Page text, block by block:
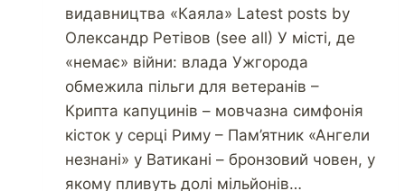
видавництва «Каяла» Latest posts by
Олександр Ретівов (see all) У місті, де
«немає» війни: влада Ужгорода
обмежила пільги для ветеранів –
Крипта капуцинів – мовчазна симфонія
кісток у серці Риму – Пам’ятник «Ангели
незнані» у Ватикані – бронзовий човен, у
якому пливуть долі мільйонів…